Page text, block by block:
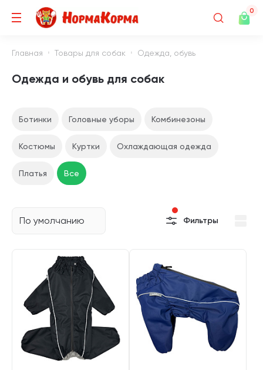
0
Главная Товары для собак Одежда, обувь
Одежда и обувь для собак
Ботинки Головные уборы Комбинезоны
Костюмы Куртки Охлаждающая одежда
Платья Все
По умолчанию Фильтры